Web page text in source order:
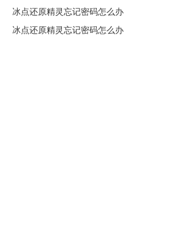
冰点还原精灵忘记密码怎么办
冰点还原精灵忘记密码怎么办